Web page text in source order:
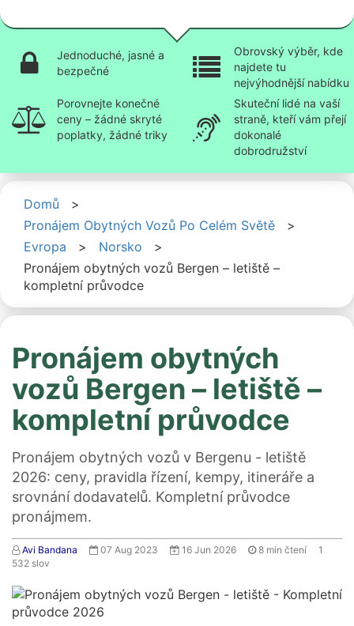
Jednoduché, jasné a
bezpečné
Obrovský výběr, kde
najdete tu
nejvýhodnější nabídku
Porovnejte konečné
ceny – žádné skryté
poplatky, žádné triky
Skuteční lidé na vaší
straně, kteří vám přejí
dokonalé
dobrodružství
Domů
>
Pronájem Obytných Vozů Po Celém Světě
>
Evropa
> Norsko
>
Pronájem obytných vozů Bergen – letiště –
kompletní průvodce
Pronájem obytných
vozů Bergen – letiště –
kompletní průvodce
Pronájem obytných vozů v Bergenu - letiště
2026: ceny, pravidla řízení, kempy, itineráře a
srovnání dodavatelů. Kompletní průvodce
pronájmem.
Avi Bandana 07 Aug 2023 16 Jun 2026 8 min čtení
1
532 slov